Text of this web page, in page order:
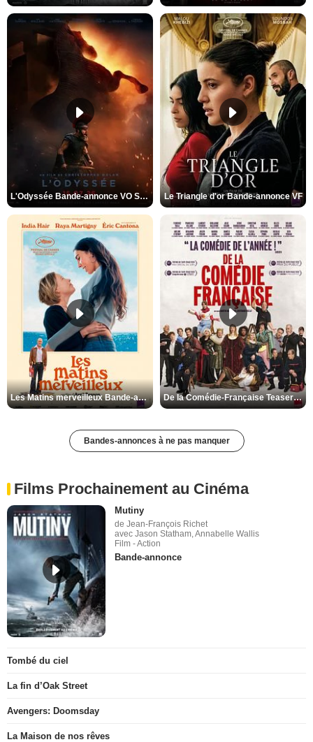
L'Odyssée Bande-annonce VO STFR Le Triangle d'or Bande-annonce VF
Les Matins merveilleux Bande-annonce VF De la Comédie-Française Teaser VF
Bandes-annonces à ne pas manquer
Films Prochainement au Cinéma
Mutiny
de Jean-François Richet
avec Jason Statham, Annabelle Wallis
Film - Action
Bande-annonce
Tombé du ciel
La fin d’Oak Street
Avengers: Doomsday
La Maison de nos rêves